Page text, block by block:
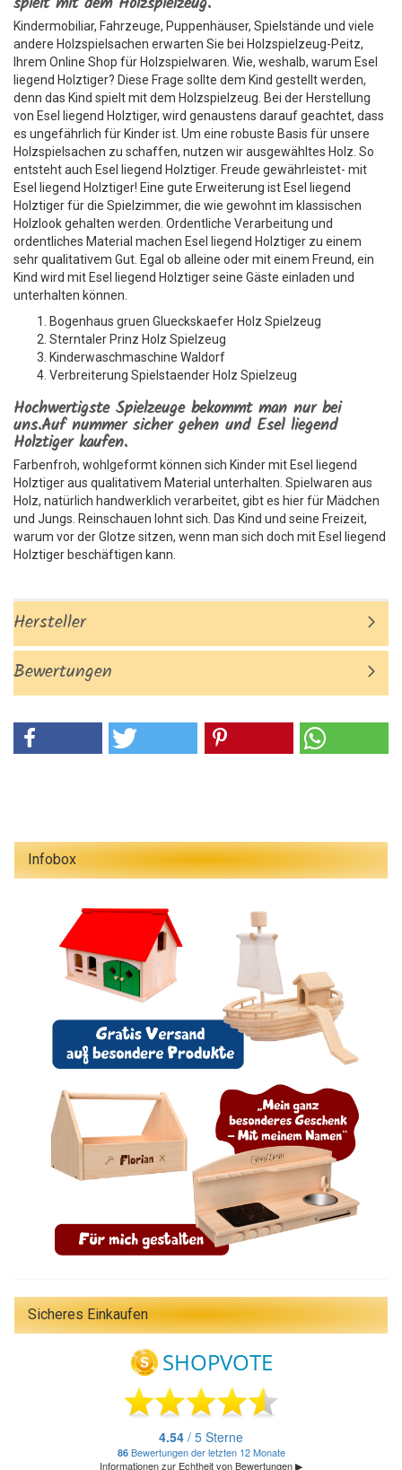
Kindermobiliar, Fahrzeuge, Puppenhäuser, Spielstände und viele
andere Holzspielsachen erwarten Sie bei Holzspielzeug-Peitz,
Ihrem Online Shop für Holzspielwaren. Wie, weshalb, warum Esel
liegend Holztiger? Diese Frage sollte dem Kind gestellt werden,
denn das Kind spielt mit dem Holzspielzeug. Bei der Herstellung
von Esel liegend Holztiger, wird genaustens darauf geachtet, dass
es ungefährlich für Kinder ist. Um eine robuste Basis für unsere
Holzspielsachen zu schaffen, nutzen wir ausgewähltes Holz. So
entsteht auch Esel liegend Holztiger. Freude gewährleistet- mit
Esel liegend Holztiger! Eine gute Erweiterung ist Esel liegend
Holztiger für die Spielzimmer, die wie gewohnt im klassischen
Holzlook gehalten werden. Ordentliche Verarbeitung und
ordentliches Material machen Esel liegend Holztiger zu einem
sehr qualitativem Gut. Egal ob alleine oder mit einem Freund, ein
Kind wird mit Esel liegend Holztiger seine Gäste einladen und
unterhalten können.
Bogenhaus gruen Glueckskaefer Holz Spielzeug
Sterntaler Prinz Holz Spielzeug
Kinderwaschmaschine Waldorf
Verbreiterung Spielstaender Holz Spielzeug
Hochwertigste Spielzeuge bekommt man nur bei
uns.Auf nummer sicher gehen und Esel liegend
Holztiger kaufen.
Farbenfroh, wohlgeformt können sich Kinder mit Esel liegend
Holztiger aus qualitativem Material unterhalten. Spielwaren aus
Holz, natürlich handwerklich verarbeitet, gibt es hier für Mädchen
und Jungs. Reinschauen lohnt sich. Das Kind und seine Freizeit,
warum vor der Glotze sitzen, wenn man sich doch mit Esel liegend
Holztiger beschäftigen kann.
Hersteller
Bewertungen
Infobox
Sicheres Einkaufen